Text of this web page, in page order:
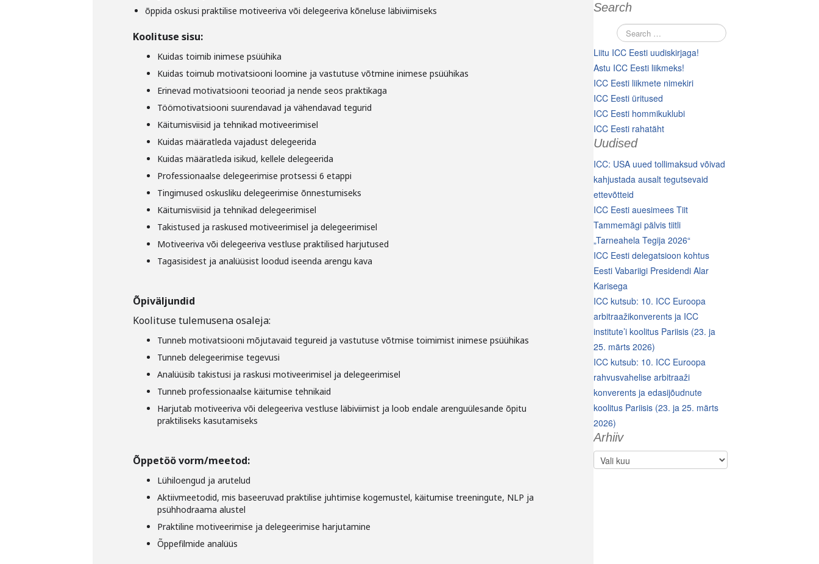
õppida oskusi praktilise motiveeriva või delegeeriva kõneluse läbiviimiseks
Koolituse sisu:
Kuidas toimib inimese psüühika
Kuidas toimub motivatsiooni loomine ja vastutuse võtmine inimese psüühikas
Erinevad motivatsiooni teooriad ja nende seos praktikaga
Töömotivatsiooni suurendavad ja vähendavad tegurid
Käitumisviisid ja tehnikad motiveerimisel
Kuidas määratleda vajadust delegeerida
Kuidas määratleda isikud, kellele delegeerida
Professionaalse delegeerimise protsessi 6 etappi
Tingimused oskusliku delegeerimise õnnestumiseks
Käitumisviisid ja tehnikad delegeerimisel
Takistused ja raskused motiveerimisel ja delegeerimisel
Motiveeriva või delegeeriva vestluse praktilised harjutused
Tagasisidest ja analüüsist loodud iseenda arengu kava
Õpiväljundid
Koolituse tulemusena osaleja:
Tunneb motivatsiooni mõjutavaid tegureid ja vastutuse võtmise toimimist inimese psüühikas
Tunneb delegeerimise tegevusi
Analüüsib takistusi ja raskusi motiveerimisel ja delegeerimisel
Tunneb professionaalse käitumise tehnikaid
Harjutab motiveeriva või delegeeriva vestluse läbiviimist ja loob endale arenguülesande õpitu
praktiliseks kasutamiseks
Õppetöö vorm/meetod:
Lühiloengud ja arutelud
Aktiivmeetodid, mis baseeruvad praktilise juhtimise kogemustel, käitumise treeningute, NLP ja
psühhodraama alustel
Praktiline motiveerimise ja delegeerimise harjutamine
Õppefilmide analüüs
Search
Liitu ICC Eesti uudiskirjaga!
Astu ICC Eesti liikmeks!
ICC Eesti liikmete nimekiri
ICC Eesti üritused
ICC Eesti hommikuklubi
ICC Eesti rahatäht
Uudised
ICC: USA uued tollimaksud võivad
kahjustada ausalt tegutsevaid
ettevõtteid
ICC Eesti auesimees Tiit
Tammemägi pälvis tiitli
„Tarneahela Tegija 2026“
ICC Eesti delegatsioon kohtus
Eesti Vabariigi Presidendi Alar
Karisega
ICC kutsub: 10. ICC Euroopa
arbitraažikonverents ja ICC
institute’i koolitus Pariisis (23. ja
25. märts 2026)
ICC kutsub: 10. ICC Euroopa
rahvusvahelise arbitraaži
konverents ja edasijõudnute
koolitus Pariisis (23. ja 25. märts
2026)
Arhiiv
Arhiiv